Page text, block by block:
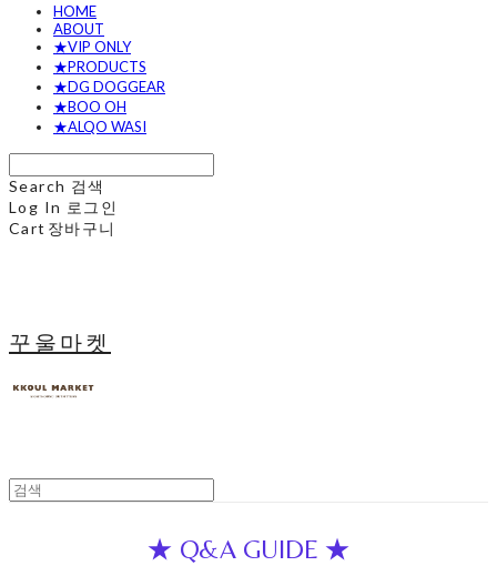
HOME
ABOUT
★VIP ONLY
★PRODUCTS
★DG DOGGEAR
★BOO OH
★ALQO WASI
Search 검색
Log In 로그인
Cart 장바구니
꾸울마켓
★ Q&A GUIDE ★